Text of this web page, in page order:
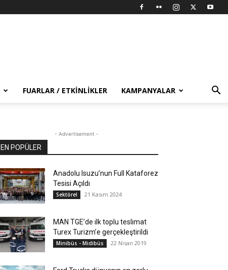
FUARLAR / ETKINLIKLER KAMPANYALAR
- Advertisement -
EN POPÜLER
Anadolu Isuzu’nun Full Kataforez
Tesisi Açıldı
Sektörel 21 Kasım 2024
MAN TGE’de ilk toplu teslimat
Turex Turizm’e gerçekleştirildi
Minibüs - Midibüs 22 Nisan 2019